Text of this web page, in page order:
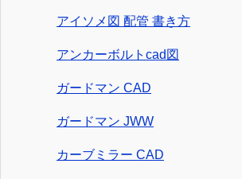
アイソメ図 配管 書き方
アンカーボルトcad図
ガードマン CAD
ガードマン JWW
カーブミラー CAD